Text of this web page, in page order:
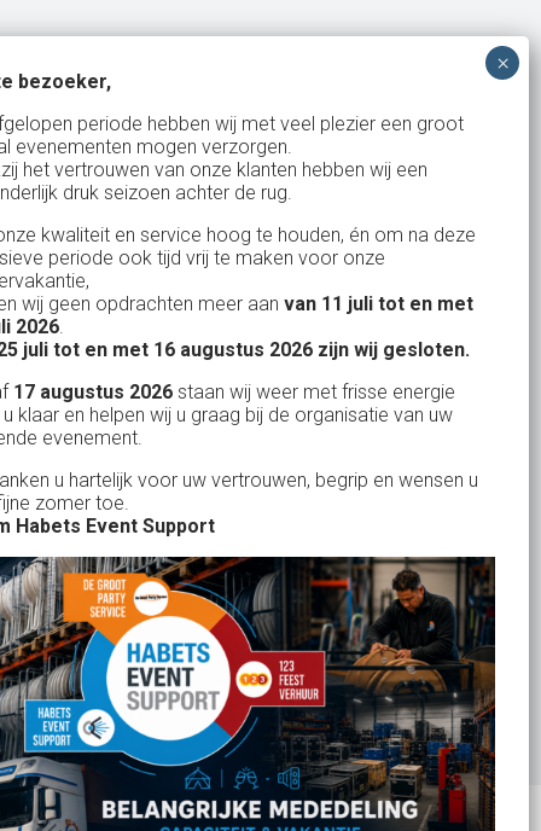
Bank: NL15ABNA0561810710
KvK: 17167131
BTW: NL.1678.53.296.B01
Uw partner in:
Evenementen verhuur
Feestverhuur
Licht- en Geluidverhuur
Horeca verhuur
Partyverhuur
Je vindt ons op
bezoeker,
periode hebben wij met veel plezier een groot
evenementen mogen verzorgen.
het vertrouwen van onze klanten hebben wij een
druk seizoen achter de rug.
kwaliteit en service hoog te houden, én om na deze
periode ook tijd vrij te maken voor onze
wij geen opdrachten meer aan van 11 juli tot en met
2026.
juli tot en met 16 augustus 2026 zijn wij gesloten.
17 augustus 2026 staan wij weer met frisse energie
klaar en helpen wij u graag bij de organisatie van uw
evenement.
u hartelijk voor uw vertrouwen, begrip en wensen u
zomer toe.
Habets Event Support